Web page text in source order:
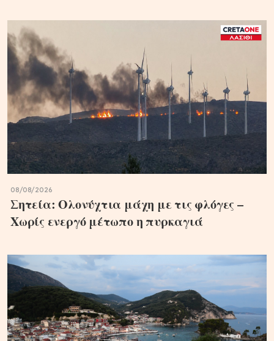
08/08/2026
Σητεία: Ολονύχτια μάχη με τις φλόγες –
Χωρίς ενεργό μέτωπο η πυρκαγιά